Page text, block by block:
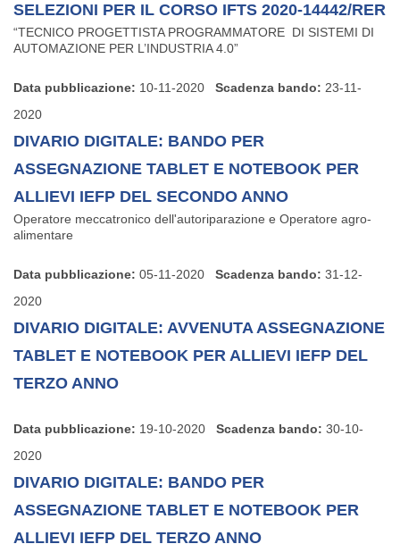
SELEZIONI PER IL CORSO IFTS 2020-14442/RER
“TECNICO PROGETTISTA PROGRAMMATORE DI SISTEMI DI
AUTOMAZIONE PER L’INDUSTRIA 4.0”
Data pubblicazione: 10-11-2020 Scadenza bando: 23-11-
2020
DIVARIO DIGITALE: BANDO PER
ASSEGNAZIONE TABLET E NOTEBOOK PER
ALLIEVI IEFP DEL SECONDO ANNO
Operatore meccatronico dell'autoriparazione e Operatore agro-
alimentare
Data pubblicazione: 05-11-2020 Scadenza bando: 31-12-
2020
DIVARIO DIGITALE: AVVENUTA ASSEGNAZIONE
TABLET E NOTEBOOK PER ALLIEVI IEFP DEL
TERZO ANNO
Data pubblicazione: 19-10-2020 Scadenza bando: 30-10-
2020
DIVARIO DIGITALE: BANDO PER
ASSEGNAZIONE TABLET E NOTEBOOK PER
ALLIEVI IEFP DEL TERZO ANNO